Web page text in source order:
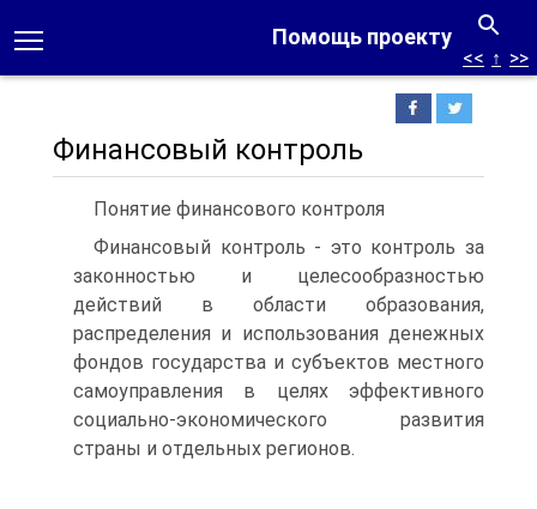
Помощь проекту
<< ↑ >>
Финансовый контроль
Понятие финансового контроля
Финансовый контроль - это контроль за
законностью и целесо­образностью
действий в области образования,
распределения и исполь­зования денежных
фондов государства и субъектов местного
самоуправ­ления в целях эффективного
социально-экономического развития
страны и отдельных регионов.